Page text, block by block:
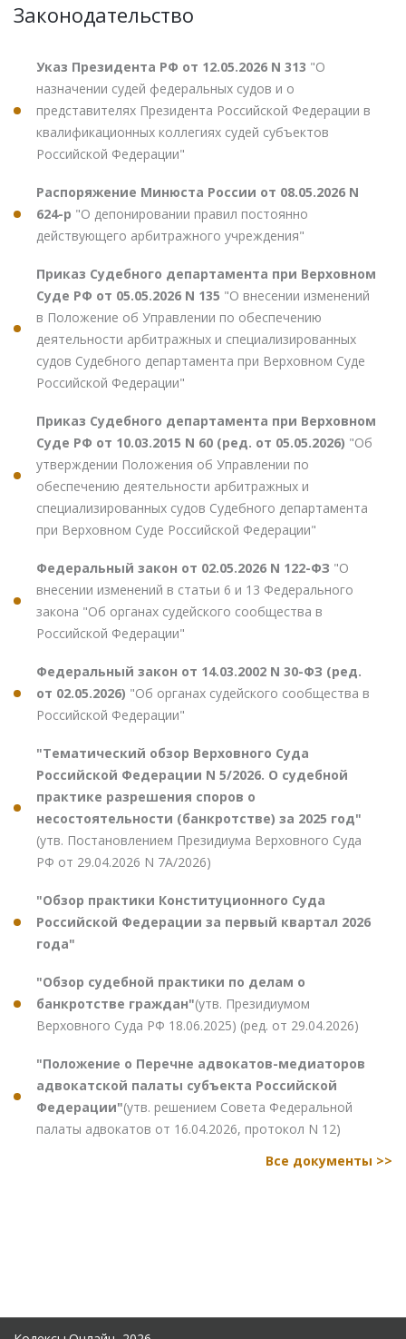
Законодательство
Указ Президента РФ от 12.05.2026 N 313 "О
назначении судей федеральных судов и о
представителях Президента Российской Федерации в
квалификационных коллегиях судей субъектов
Российской Федерации"
Распоряжение Минюста России от 08.05.2026 N
624-р "О депонировании правил постоянно
действующего арбитражного учреждения"
Приказ Судебного департамента при Верховном
Суде РФ от 05.05.2026 N 135 "О внесении изменений
в Положение об Управлении по обеспечению
деятельности арбитражных и специализированных
судов Судебного департамента при Верховном Суде
Российской Федерации"
Приказ Судебного департамента при Верховном
Суде РФ от 10.03.2015 N 60 (ред. от 05.05.2026) "Об
утверждении Положения об Управлении по
обеспечению деятельности арбитражных и
специализированных судов Судебного департамента
при Верховном Суде Российской Федерации"
Федеральный закон от 02.05.2026 N 122-ФЗ "О
внесении изменений в статьи 6 и 13 Федерального
закона "Об органах судейского сообщества в
Российской Федерации"
Федеральный закон от 14.03.2002 N 30-ФЗ (ред.
от 02.05.2026) "Об органах судейского сообщества в
Российской Федерации"
"Тематический обзор Верховного Суда
Российской Федерации N 5/2026. О судебной
практике разрешения споров о
несостоятельности (банкротстве) за 2025 год"
(утв. Постановлением Президиума Верховного Суда
РФ от 29.04.2026 N 7А/2026)
"Обзор практики Конституционного Суда
Российской Федерации за первый квартал 2026
года"
"Обзор судебной практики по делам о
банкротстве граждан"(утв. Президиумом
Верховного Суда РФ 18.06.2025) (ред. от 29.04.2026)
"Положение о Перечне адвокатов-медиаторов
адвокатской палаты субъекта Российской
Федерации"(утв. решением Совета Федеральной
палаты адвокатов от 16.04.2026, протокол N 12)
Все документы >>